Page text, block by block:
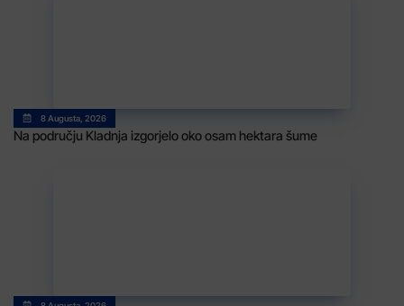
8 Augusta, 2026
Na području Kladnja izgorjelo oko osam hektara šume